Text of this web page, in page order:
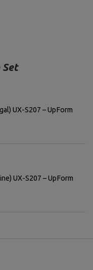
UX-S207 – UpForm
UX-S207 – UpForm